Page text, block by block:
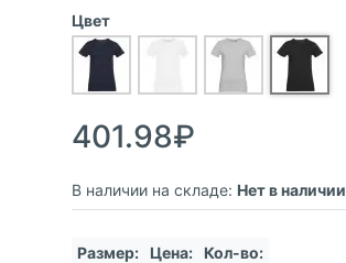
Цвет
401.98₽
В наличии на складе: Нет в наличии
Размер: Цена: Кол-во: